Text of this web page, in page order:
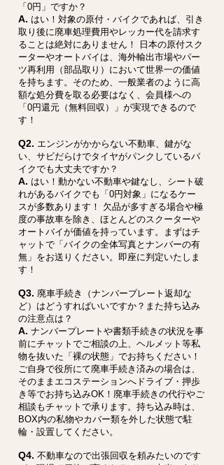
「0円」ですか？
A. はい！対象の原付・バイクであれば、引き
取り後に廃車処理費用やレッカー代を請求す
ることは絶対にありません！ 日本の原付スク
ーターやオートバイは、海外輸出市場やパー
ツ再利用（部品取り）において世界一の価値
を持ちます。そのため、一般業者のように高
額な処分費を取る必要はなく、会員様への
「0円還元（無料回収）」が実現できるので
す！
Q2. エンジンがかからない不動車、鍵がな
い、サビだらけでタイヤがパンクしているバ
イクでも大丈夫ですか？
A. はい！動かない不動車や鍵なし、シート破
れがあるバイクでも「0円対象」になるケー
スが多数あります！ 欠品が多すぎる場合や極
度の事故車を除き、ほとんどのスクーターや
オートバイが価値を持っています。まずはチ
ャットで「バイクの全体写真とナンバーの有
無」をお送りください。即座に判定いたしま
す！
Q3. 廃車手続き（ナンバープレート返却な
ど）はどうすればいいですか？また持ち込み
の注意点は？
A. ナンバープレートや書類手続きの状況を事
前にチャットでご相談の上、ヘルメット等私
物を抜いた「裸の状態」でお持ちください！
ご自身で役所にて廃車手続き済みの場合は、
そのままエコステーションへドライブ・押歩
き等でお持ち込みOK！廃車手続きの代行やご
相談もチャットで承ります。持ち込み時は、
BOX内の私物やカバー類を外した状態で駐
輪・設置してください。
Q4. 不動車なので出張回収を頼みたいのです